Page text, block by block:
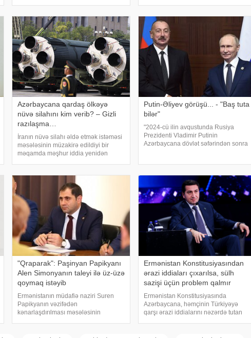
imzalayıb. Dövlət başçısını
KONKRET.azxəbər verir ki, onun
sözlərinə görə, mövcud resursla
Azərbaycana qardaş ölkəyə
nüvə silahını kim verib? – Gizli
razılaşma…
İranın nüvə silahı əldə etmək istəməsi
məsələsinin müzakirə edildiyi bir
məqamda məşhur iddia yenidən
silahı proqramın
Putin-Əliyev görüşü... - "Baş tuta
bilər"
"2024-cü ilin avqustunda Rusiya
Prezidenti Vladimir Putinin
Azərbaycana dövlət səfərindən sonra
dialoq
"Qraparak": Paşinyan Papikyanı
Alen Simonyanın taleyi ilə üz-üzə
qoymaq istəyib
Ermənistanın müdafiə naziri Suren
Papikyanın vəzifədən
kənarlaşdırılması məsələsinin
Ermənistan Konstitusiyasından
ərazi iddiaları çıxarılsa, sülh
sazişi üçün problem qalmır
Ermənistan Konstitusiyasında
Azərbaycana, həmçinin Türkiyəyə
qarşı ərazi iddialarını nəzərdə tutan